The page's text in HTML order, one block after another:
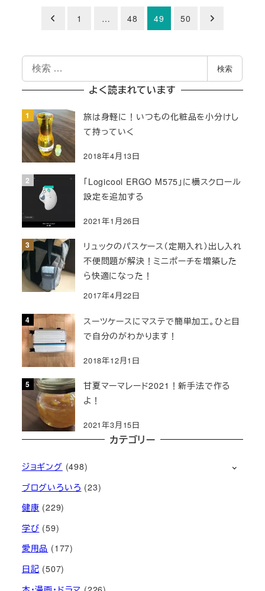
の
ペ
ー
ジ
送
り
1 … 48 49 50
索
検索
よく読まれています
旅は身軽に！いつもの化粧品を小分けし
て持っていく
2018年4月13日
「Logicool ERGO M575」に横スクロール
設定を追加する
2021年1月26日
リュックのパスケース（定期入れ）出し入れ
不便問題が解決！ミニポーチを増築した
ら快適になった！
2017年4月22日
スーツケースにマステで簡単加工。ひと目
で自分のがわかります！
2018年12月1日
甘夏マーマレード2021！新手法で作る
よ！
2021年3月15日
カテゴリー
ジョギング (498)
ブログいろいろ (23)
健康 (229)
学び (59)
愛用品 (177)
日記 (507)